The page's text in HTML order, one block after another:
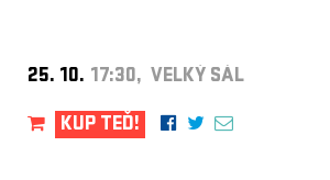
25. 10. 17:30, VELKÝ SÁL
KUP TEĎ!